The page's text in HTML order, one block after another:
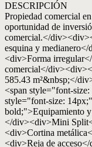
DESCRIPCIÓN
Propiedad comercial
oportunidad de
comercial.</
esquina y
<div>Forma
comercial</
585.43 m²&nbsp;</
<span style="font-
style="font-size:
bold;">Equipamiento y
</div><div>Mini
<div>Cortina
<div>Reja de